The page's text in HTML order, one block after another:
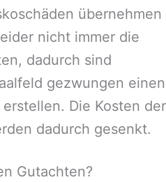
übernehmen
nicht immer die
dadurch sind
gezwungen einen
Die Kosten der
dadurch gesenkt.
Gutachten?